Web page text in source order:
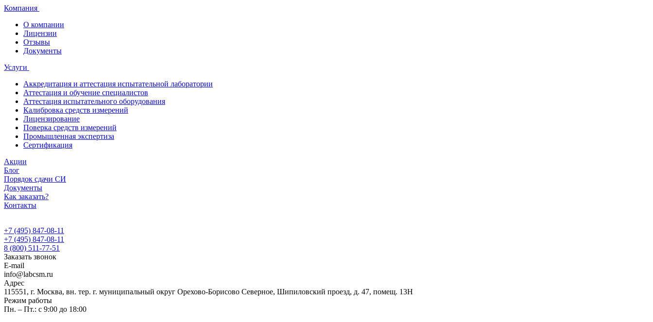
Компания
О компании
Лицензии
Отзывы
Документы
Услуги
Аккредитация и аттестация испытательной лаборатории
Аттестация и обучение специалистов
Аттестация испытательного оборудования
Калибровка средств измерений
Лицензирование
Поверка средств измерений
Промышленная экспертиза
Сертификация
Акции
Блог
Порядок сдачи СИ
Документы
Как заказать?
Контакты
+7 (495) 847-08-11
+7 (495) 847-08-11
8 (800) 511-77-51
Заказать звонок
E-mail
info@labcsm.ru
Адрес
115551, г. Москва, вн. тер. г. муниципальный округ Орехово-Борисово Северное, Шипиловский проезд, д. 47, помещ. 13Н
Режим работы
Пн. – Пт.: с 9:00 до 18:00